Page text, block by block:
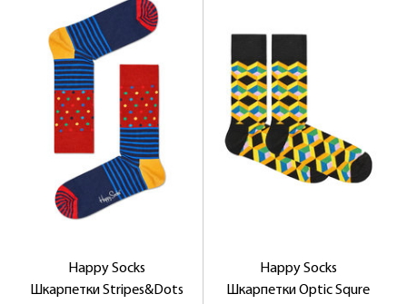
Happy Socks
Шкарпетки Stripes&Dots
Happy Socks
Шкарпетки Optic Squre